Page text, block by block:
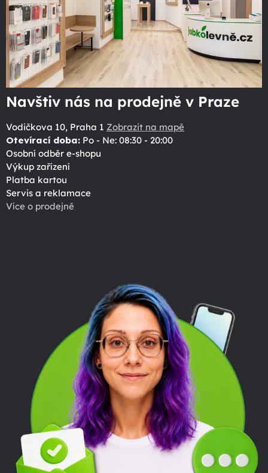
Navštiv nás na prodejně v Praze
Vodičkova 10, Praha 1 Zobrazit na mapě
Otevírací doba: Po - Ne: 08:30 - 20:00
Osobní odběr e-shopu
Výkup zařízení
Platba kartou
Servis a reklamace
Více o prodejně